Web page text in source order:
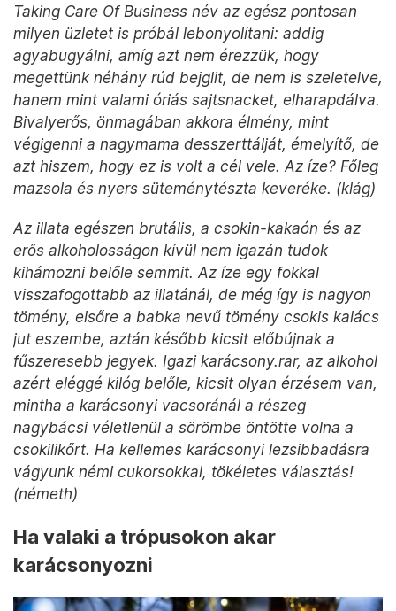
Taking Care Of Business név az egész pontosan
milyen üzletet is próbál lebonyolítani: addig
agyabugyálni, amíg azt nem érezzük, hogy
megettünk néhány rúd bejglit, de nem is szeletelve,
hanem mint valami óriás sajtsnacket, elharapdálva.
Bivalyerős, önmagában akkora élmény, mint
végigenni a nagymama desszerttálját, émelyítő, de
azt hiszem, hogy ez is volt a cél vele. Az íze? Főleg
mazsola és nyers süteménytészta keveréke. (klág)
Az illata egészen brutális, a csokin-kakaón és az
erős alkoholosságon kívül nem igazán tudok
kihámozni belőle semmit. Az íze egy fokkal
visszafogottabb az illatánál, de még így is nagyon
tömény, elsőre a babka nevű tömény csokis kalács
jut eszembe, aztán később kicsit előbújnak a
fűszeresebb jegyek. Igazi karácsony.rar, az alkohol
azért eléggé kilóg belőle, kicsit olyan érzésem van,
mintha a karácsonyi vacsoránál a részeg
nagybácsi véletlenül a sörömbe öntötte volna a
csokilikőrt. Ha kellemes karácsonyi lezsibbadásra
vágyunk némi cukorsokkal, tökéletes választás!
(németh)
Ha valaki a trópusokon akar
karácsonyozni